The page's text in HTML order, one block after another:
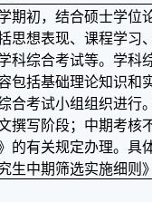
期初，结合硕士学位
思想表现、课程学习
科综合考试等。学科
包括基础理论知识和
合考试小组组织进行
撰写阶段；中期考核
的有关规定办理。具
生中期筛选实施细则》